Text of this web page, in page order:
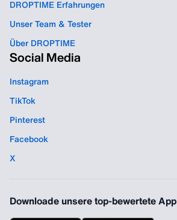
DROPTIME Erfahrungen
Unser Team & Tester
Über DROPTIME
Social Media
Instagram
TikTok
Pinterest
Facebook
X
Downloade unsere top-bewertete App